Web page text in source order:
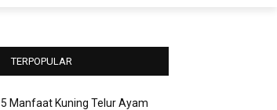
TERPOPULAR
5 Manfaat Kuning Telur Ayam